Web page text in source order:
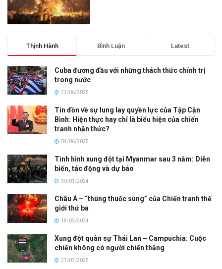
Thịnh Hành Bình Luận Latest
Cuba đương đầu với những thách thức chính trị
trong nước
22/06/2025
Tin đồn về sự lung lay quyền lực của Tập Cận
Bình: Hiện thực hay chỉ là biểu hiện của chiến
tranh nhận thức?
04/06/2025
Tình hình xung đột tại Myanmar sau 3 năm: Diễn
biến, tác động và dự báo
30/01/2024
Châu Á – “thùng thuốc súng” của Chiến tranh thế
giới thứ ba
18/09/2024
Xung đột quân sự Thái Lan – Campuchia: Cuộc
chiến không có người chiến thắng
27/07/2025